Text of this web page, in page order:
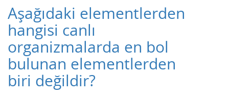
Aşağıdaki elementlerden
hangisi canlı
organizmalarda en bol
bulunan elementlerden
biri değildir?